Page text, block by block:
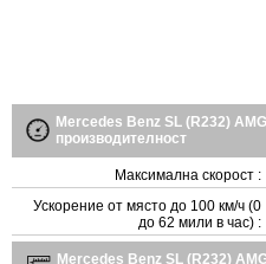
Mercedes Benz SL (R232)
производителност
Максимална скорост :
Ускорение от място до 100 км/ч (0
до 62 мили в час) :
Mercedes Benz SL (R232)